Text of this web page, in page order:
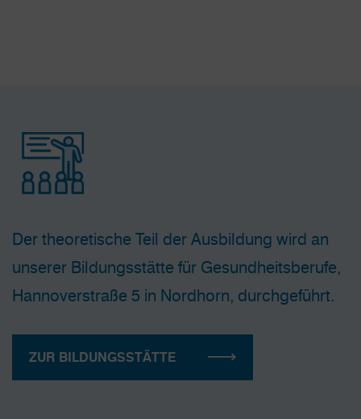
Der theoretische Teil der Ausbildung wird an
unserer Bildungsstätte für Gesundheitsberufe,
Hannoverstraße 5 in Nordhorn, durchgeführt.
ZUR BILDUNGSSTÄTTE